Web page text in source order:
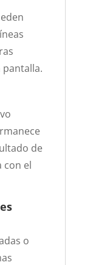
pantalla.
de
con el
o